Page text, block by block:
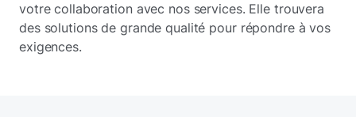
votre collaboration avec nos services. Elle trouvera
des solutions de grande qualité pour répondre à vos
exigences.